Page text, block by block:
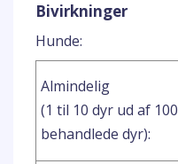
Bivirkninger
Hunde:
Almindelig
(1 til 10 dyr ud af 100
behandlede dyr):